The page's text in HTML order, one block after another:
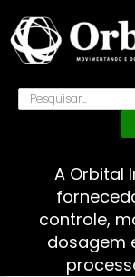
A Orbital
controle,
dosagem